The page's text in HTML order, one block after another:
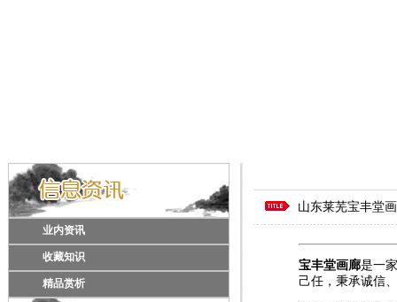
业内资讯
收藏知识
精品赏析
山东莱芜宝丰堂
宝丰堂画廊是一
己任，秉承诚信